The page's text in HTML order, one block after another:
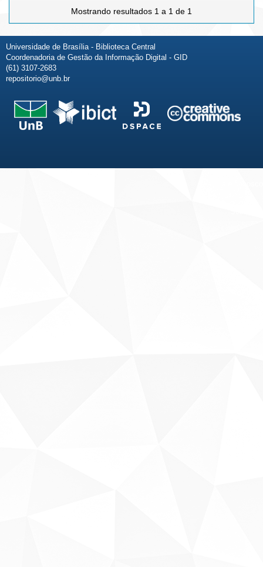
Mostrando resultados 1 a 1 de 1
Universidade de Brasília - Biblioteca Central
Coordenadoria de Gestão da Informação Digital - GID
(61) 3107-2683
repositorio@unb.br